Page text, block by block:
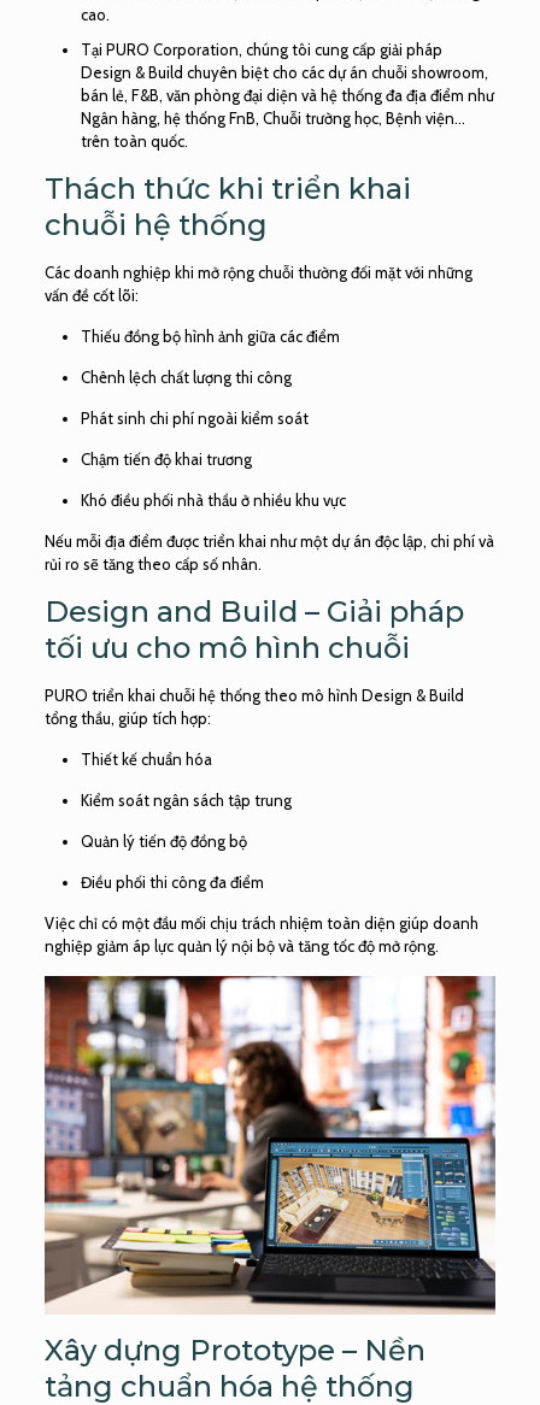
cao.
Tại PURO Corporation, chúng tôi cung cấp giải pháp
Design & Build chuyên biệt cho các dự án chuỗi showroom,
bán lẻ, F&B, văn phòng đại diện và hệ thống đa địa điểm như
Ngân hàng, hệ thống FnB, Chuỗi trường học, Bệnh viện…
trên toàn quốc.
Thách thức khi triển khai
chuỗi hệ thống
Các doanh nghiệp khi mở rộng chuỗi thường đối mặt với những
vấn đề cốt lõi:
Thiếu đồng bộ hình ảnh giữa các điểm
Chênh lệch chất lượng thi công
Phát sinh chi phí ngoài kiểm soát
Chậm tiến độ khai trương
Khó điều phối nhà thầu ở nhiều khu vực
Nếu mỗi địa điểm được triển khai như một dự án độc lập, chi phí và
rủi ro sẽ tăng theo cấp số nhân.
Design and Build – Giải pháp
tối ưu cho mô hình chuỗi
PURO triển khai chuỗi hệ thống theo mô hình Design & Build
tổng thầu, giúp tích hợp:
Thiết kế chuẩn hóa
Kiểm soát ngân sách tập trung
Quản lý tiến độ đồng bộ
Điều phối thi công đa điểm
Việc chỉ có một đầu mối chịu trách nhiệm toàn diện giúp doanh
nghiệp giảm áp lực quản lý nội bộ và tăng tốc độ mở rộng.
Xây dựng Prototype – Nền
tảng chuẩn hóa hệ thống